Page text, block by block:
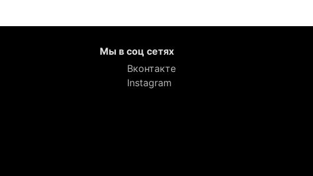
Мы в соц сетях
Вконтакте
Instagram